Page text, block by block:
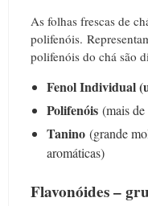
As folhas frescas de
polifenóis.
polifenóis do chá são
Fenol Individual
Polifenóis (mais
Tanino (grande
aromáticas)
Flavonóides –